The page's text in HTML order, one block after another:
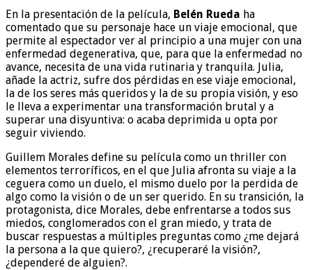
En la presentación de la película, Belén Rueda ha
comentado que su personaje hace un viaje emocional, que
permite al espectador ver al principio a una mujer con una
enfermedad degenerativa, que, para que la enfermedad no
avance, necesita de una vida rutinaria y tranquila. Julia,
añade la actriz, sufre dos pérdidas en ese viaje emocional,
la de los seres más queridos y la de su propia visión, y eso
le lleva a experimentar una transformación brutal y a
superar una disyuntiva: o acaba deprimida u opta por
seguir viviendo.
Guillem Morales define su película como un thriller con
elementos terroríficos, en el que Julia afronta su viaje a la
ceguera como un duelo, el mismo duelo por la perdida de
algo como la visión o de un ser querido. En su transición, la
protagonista, dice Morales, debe enfrentarse a todos sus
miedos, conglomerados con el gran miedo, y trata de
buscar respuestas a múltiples preguntas como ¿me dejará
la persona a la que quiero?, ¿recuperaré la visión?,
¿dependeré de alguien?.